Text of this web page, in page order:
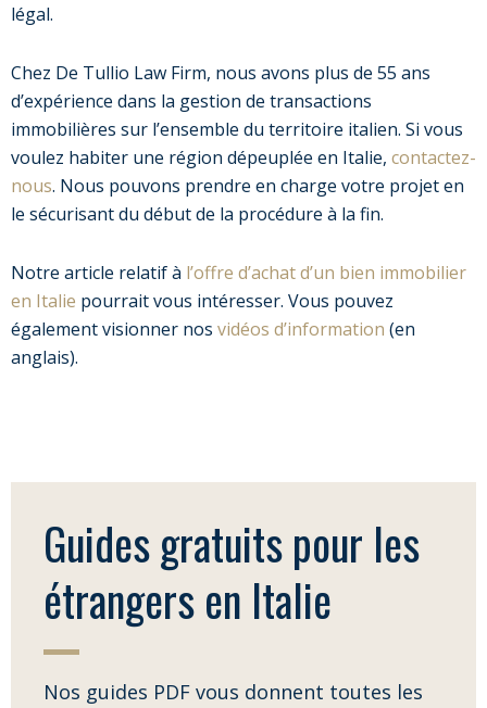
légal.
Chez De Tullio Law Firm, nous avons plus de 55 ans
d’expérience dans la gestion de transactions
immobilières sur l’ensemble du territoire italien. Si vous
voulez habiter une région dépeuplée en Italie, contactez-
nous. Nous pouvons prendre en charge votre projet en
le sécurisant du début de la procédure à la fin.
Notre article relatif à l’offre d’achat d’un bien immobilier
en Italie pourrait vous intéresser. Vous pouvez
également visionner nos vidéos d’information (en
anglais).
Guides gratuits pour les
étrangers en Italie
Nos guides PDF vous donnent toutes les